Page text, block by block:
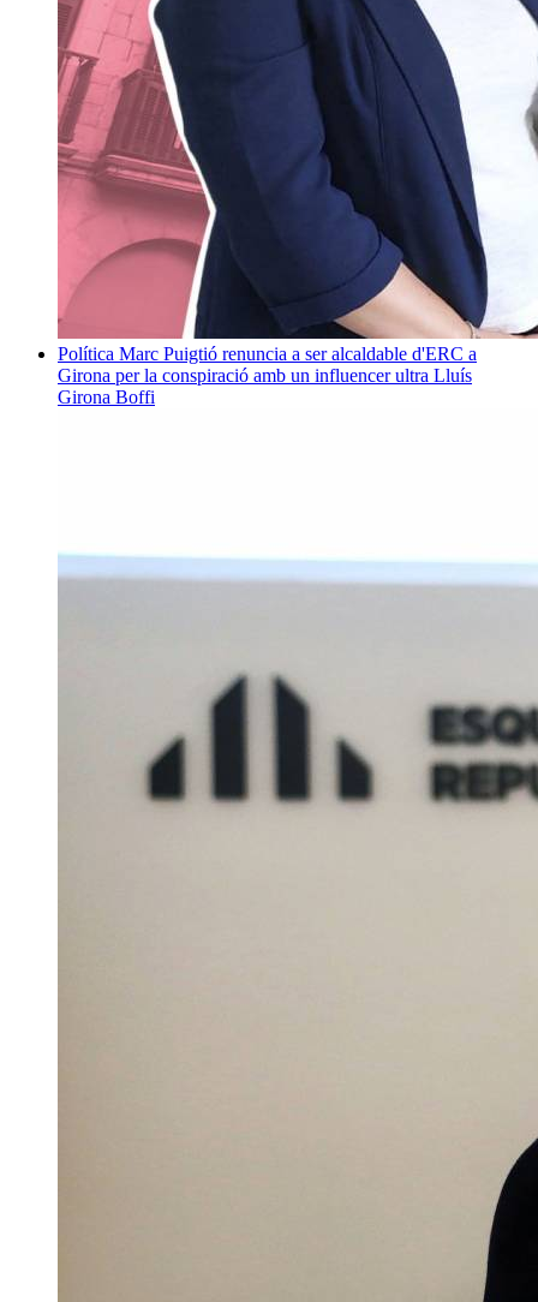
Política Marc Puigtió renuncia a ser alcaldable d'ERC a
Girona per la conspiració amb un influencer ultra Lluís
Girona Boffi